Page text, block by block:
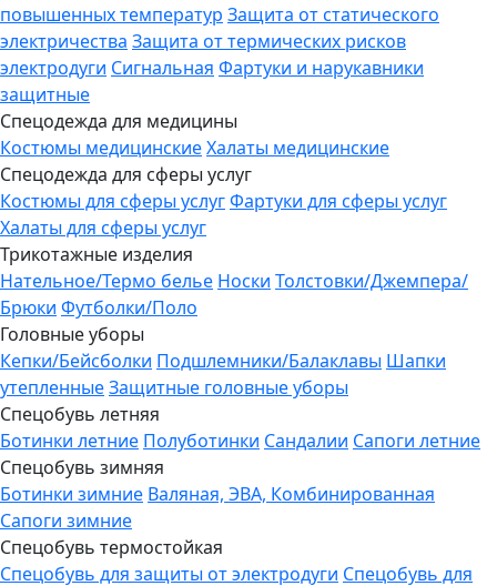
повышенных температур Защита от статического
электричества Защита от термических рисков
электродуги Сигнальная Фартуки и нарукавники
защитные
Спецодежда для медицины
Костюмы медицинскиеХалаты медицинские
Спецодежда для сферы услуг
Костюмы для сферы услугФартуки для сферы услуг
Халаты для сферы услуг
Трикотажные изделия
Нательное/Термо белье Носки Толстовки/Джемпера/
Брюки Футболки/Поло
Головные уборы
Кепки/Бейсболки Подшлемники/Балаклавы Шапки
утепленныеЗащитные головные уборы
Спецобувь летняя
Ботинки летние Полуботинки Сандалии Сапоги летние
Спецобувь зимняя
Ботинки зимние Валяная, ЭВА, Комбинированная
Сапоги зимние
Спецобувь термостойкая
Спецобувь для защиты от электродуги Спецобувь для